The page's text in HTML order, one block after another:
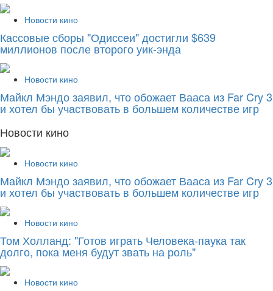
Новости кино
Кассовые сборы "Одиссеи" достигли $639
миллионов после второго уик-энда
Новости кино
Майкл Мэндо заявил, что обожает Вааса из Far Cry 3
и хотел бы участвовать в большем количестве игр
Новости кино
Новости кино
Майкл Мэндо заявил, что обожает Вааса из Far Cry 3
и хотел бы участвовать в большем количестве игр
Новости кино
Том Холланд: "Готов играть Человека-паука так
долго, пока меня будут звать на роль"
Новости кино